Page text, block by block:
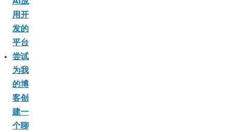
用开
发的
平台
尝试
为我
的博
客创
建一
个聊